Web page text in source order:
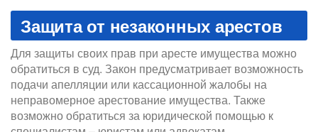
Защита от незаконных арестов
Для защиты своих прав при аресте имущества можно
обратиться в суд. Закон предусматривает возможность
подачи апелляции или кассационной жалобы на
неправомерное арестование имущества. Также
возможно обратиться за юридической помощью к